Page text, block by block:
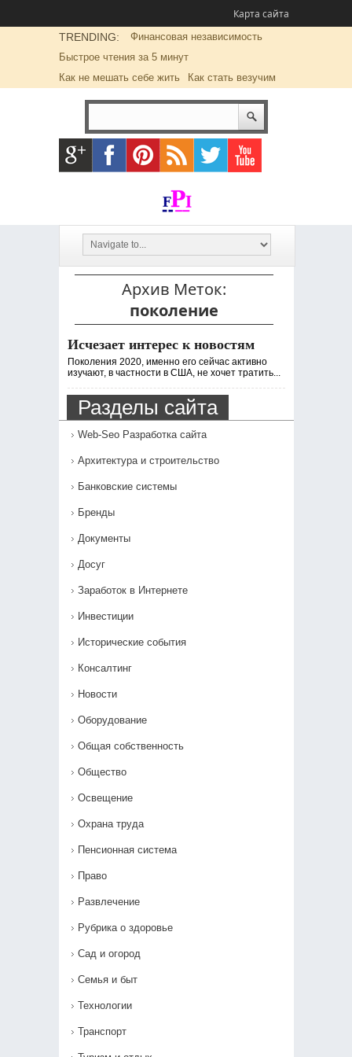
Карта сайта
TRENDING:
Финансовая независимость
Быстрое чтения за 5 минут
Как не мешать себе жить
Как стать везучим
Архив Меток:
поколение
Исчезает интерес к новостям
Поколения 2020, именно его сейчас активно
изучают, в частности в США, не хочет тратить...
Разделы сайта
Web-Seo Разработка сайта
Архитектура и строительство
Банковские системы
Бренды
Документы
Досуг
Заработок в Интернете
Инвестиции
Исторические события
Консалтинг
Новости
Оборудование
Общая собственность
Общество
Освещение
Охрана труда
Пенсионная система
Право
Развлечение
Рубрика о здоровье
Сад и огород
Семья и быт
Технологии
Транспорт